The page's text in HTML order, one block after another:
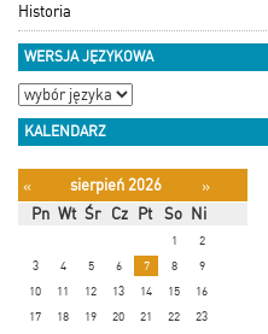
Historia
WERSJA JĘZYKOWA
KALENDARZ
« sierpień 2026
»
Pn Wt Śr Cz Pt So Ni
1
2
3
4 5 6 7 8
9
10
11 12 13 14 15
16
17
18 19 20 21 22 23